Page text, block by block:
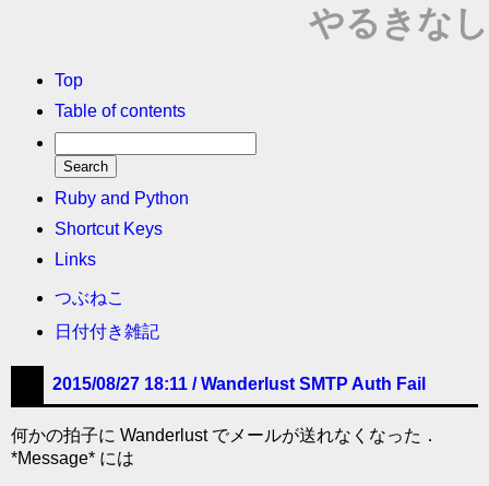
やるきなし
Top
Table of contents
Ruby and Python
Shortcut Keys
Links
つぶねこ
日付付き雑記
2015/08/27 18:11 /Wanderlust SMTP Auth Fail
何かの拍子に Wanderlust でメールが送れなくなった．
*Message* には